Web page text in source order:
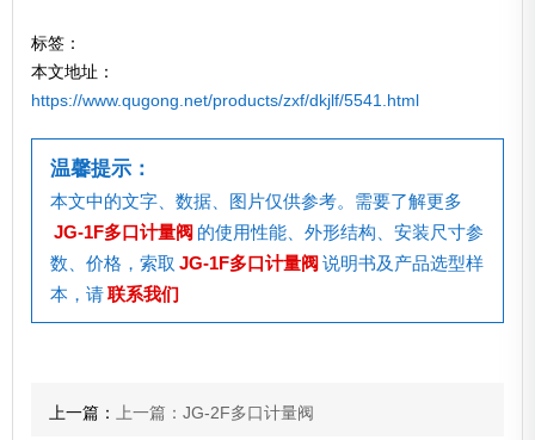
标签：
本文地址：
https://www.qugong.net/products/zxf/dkjlf/5541.html
温馨提示：
本文中的文字、数据、图片仅供参考。需要了解更多
JG-1F多口计量阀 的使用性能、外形结构、安装尺寸参
数、价格，索取 JG-1F多口计量阀 说明书及产品选型样
本，请联系我们
上一篇：上一篇：JG-2F多口计量阀